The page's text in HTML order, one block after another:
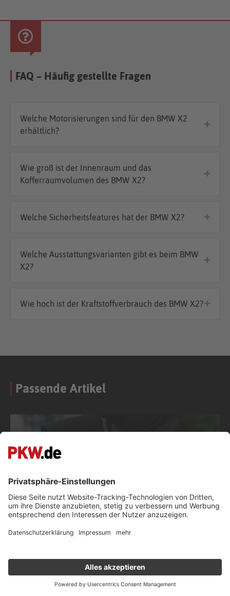
FAQ – Häufig gestellte Fragen
Welche Motorisierungen sind für den BMW X2
erhältlich?
Wie groß ist der Innenraum und das
Kofferraumvolumen des BMW X2?
Welche Sicherheitsfeatures hat der BMW X2?
Welche Ausstattungsvarianten gibt es beim BMW
X2?
Wie hoch ist der Kraftstoffverbrauch des BMW X2?
Passende Artikel